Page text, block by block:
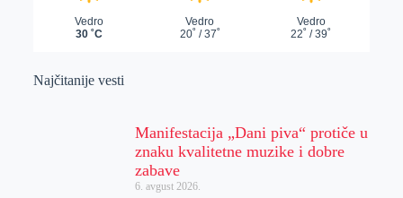
Najčitanije vesti
Manifestacija „Dani piva“ protiče u
znaku kvalitetne muzike i dobre
zabave
6. avgust 2026.